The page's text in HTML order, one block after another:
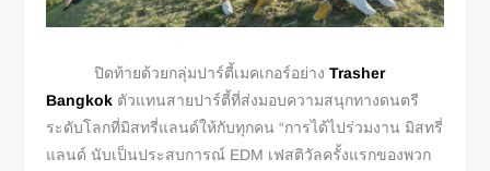
ปิดท้ายด้วยกลุ่มปาร์ตี้เมคเกอร์อย่างTrasher
Bangkok ตัวแทนสายปาร์ตี้ที่ส่งมอบความสนุกทางดนตรี
ระดับโลกที่มิสทรี่แลนด์ให้กับทุกคน “การได้ไปร่วมงาน มิสทรี่
แลนด์ นับเป็นประสบการณ์ EDM เฟสติวัลครั้งแรกของพวก